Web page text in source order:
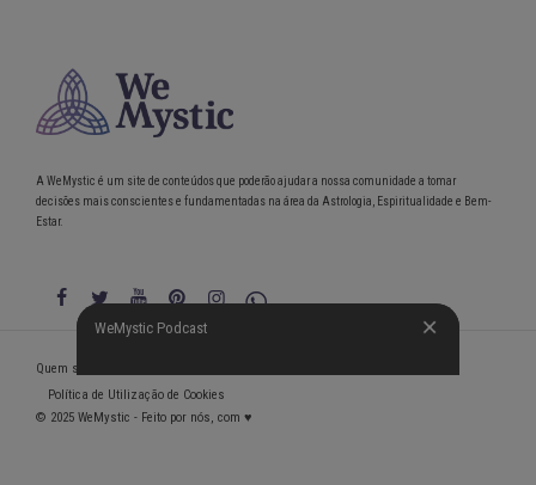
WeMystic Podcast
A WeMystic é um site de conteúdos que poderão ajudar a nossa comunidade a tomar
decisões mais conscientes e fundamentadas na área da Astrologia, Espiritualidade e Bem-
Estar.
WeMystic Podcast
Quem somos
Política de Utilização de Cookies
© 2025 WeMystic - Feito por nós, com ♥